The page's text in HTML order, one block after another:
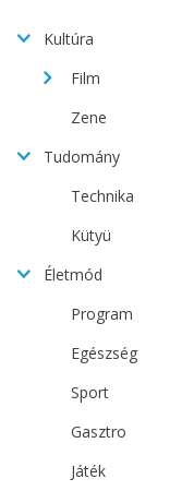
Kultúra
Film
Zene
Tudomány
Technika
Kütyü
Életmód
Program
Egészség
Sport
Gasztro
Játék